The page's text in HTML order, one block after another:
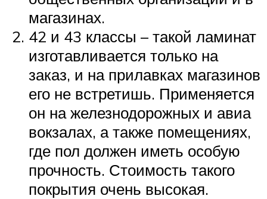
магазинах.
42 и 43 классы – такой ламинат
изготавливается только на
заказ, и на прилавках магазинов
его не встретишь. Применяется
он на железнодорожных и авиа
вокзалах, а также помещениях,
где пол должен иметь особую
прочность. Стоимость такого
покрытия очень высокая.